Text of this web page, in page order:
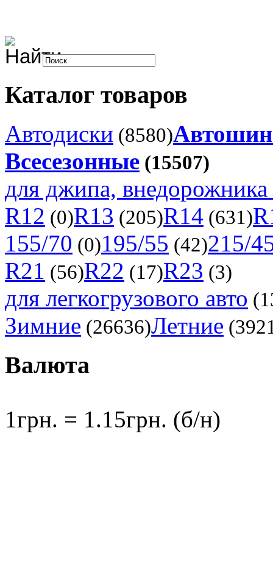
Каталог товаров
Автодиски (8580)
Всесезонные (15507)
для джипа,
R12 (0)R13 (205)R14 (631)
155/70 (0)195/55 (42)215/
R21 (56)R22 (17)R23 (3)
для легкогрузового авто
Зимние (26636)Летние
Валюта
1грн. = 1.15грн. (б/н)